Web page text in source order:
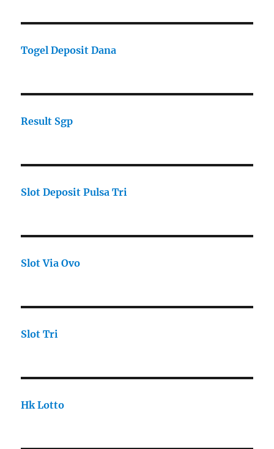
Togel Deposit Dana
Result Sgp
Slot Deposit Pulsa Tri
Slot Via Ovo
Slot Tri
Hk Lotto